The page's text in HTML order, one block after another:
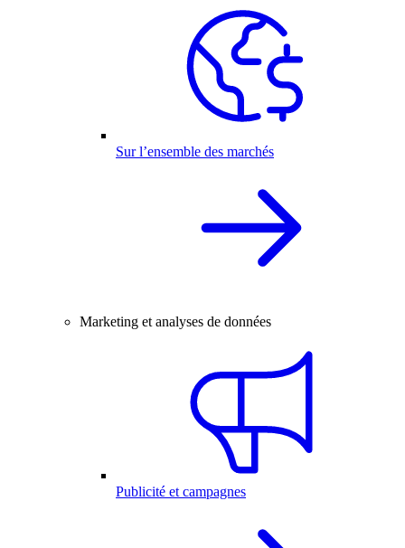
Sur l’ensemble des marchés
Marketing et analyses de données
Publicité et campagnes